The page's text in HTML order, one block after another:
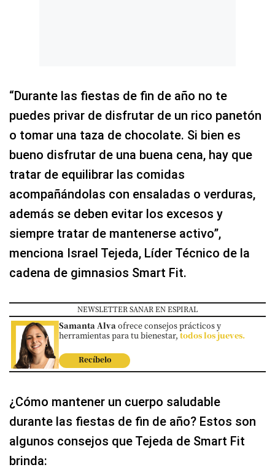
“Durante las fiestas de fin de año no te
puedes privar de disfrutar de un rico panetón
o tomar una taza de chocolate. Si bien es
bueno disfrutar de una buena cena, hay que
tratar de equilibrar las comidas
acompañándolas con ensaladas o verduras,
además se deben evitar los excesos y
siempre tratar de mantenerse activo”,
menciona Israel Tejeda, Líder Técnico de la
cadena de gimnasios Smart Fit.
NEWSLETTER SANAR EN ESPIRAL
Samanta Alva ofrece consejos prácticos y
herramientas para tu bienestar,todos los jueves.
Recíbelo
¿Cómo mantener un cuerpo saludable
durante las fiestas de fin de año? Estos son
algunos consejos que Tejeda de Smart Fit
brinda: